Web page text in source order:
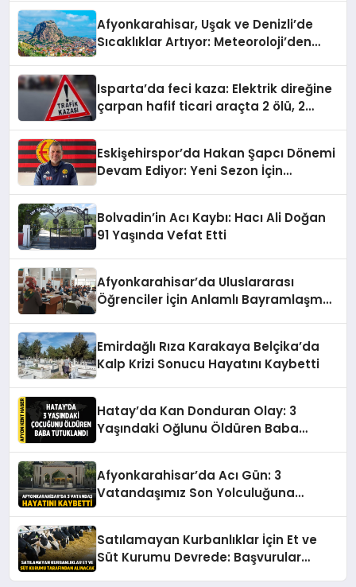
Afyonkarahisar, Uşak ve Denizli’de
Sıcaklıklar Artıyor: Meteoroloji’den
Isparta’da feci kaza: Elektrik direğine
çarpan hafif ticari araçta 2 ölü, 2
Eskişehirspor’da Hakan Şapcı Dönemi
Devam Ediyor: Yeni Sezon İçin
Bolvadin’in Acı Kaybı: Hacı Ali Doğan
91 Yaşında Vefat Etti
Afyonkarahisar’da Uluslararası
Öğrenciler İçin Anlamlı Bayramlaşma
Emirdağlı Rıza Karakaya Belçika’da
Kalp Krizi Sonucu Hayatını Kaybetti
Hatay’da Kan Donduran Olay: 3
Yaşındaki Oğlunu Öldüren Baba
Afyonkarahisar’da Acı Gün: 3
Vatandaşımız Son Yolculuğuna
Satılamayan Kurbanlıklar İçin Et ve
Süt Kurumu Devrede: Başvurular